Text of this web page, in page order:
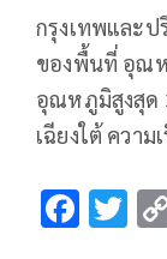
กรุงเทพและ
ของพื้นที่ อุณห
อุณหภูมิสูงสุด
เฉียงใต้ ควา
F T